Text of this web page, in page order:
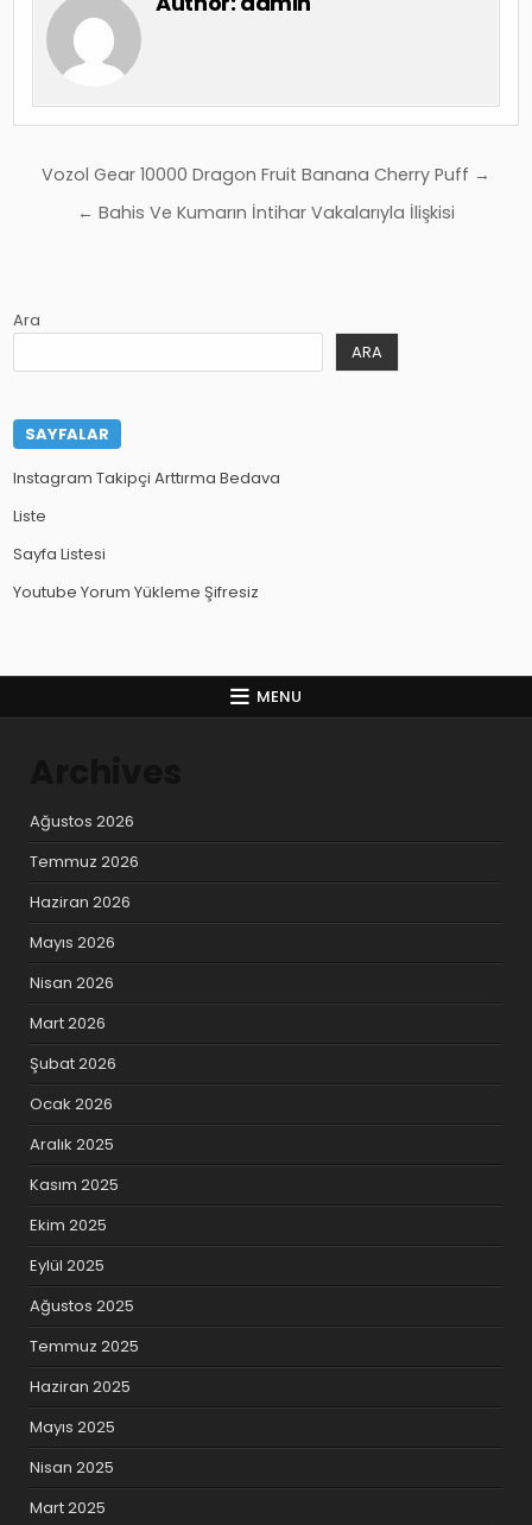
Yazı
gezinmesi
Vozol Gear 10000 Dragon Fruit Banana Cherry Puff →
← Bahis Ve Kumarın İntihar Vakalarıyla İlişkisi
Ara
ARA
SAYFALAR
Instagram Takipçi Arttırma Bedava
Liste
Sayfa Listesi
Youtube Yorum Yükleme Şifresiz
MENU
Ağustos 2026
Temmuz 2026
Haziran 2026
Mayıs 2026
Nisan 2026
Mart 2026
Şubat 2026
Ocak 2026
Aralık 2025
Kasım 2025
Ekim 2025
Eylül 2025
Ağustos 2025
Temmuz 2025
Haziran 2025
Mayıs 2025
Nisan 2025
Mart 2025